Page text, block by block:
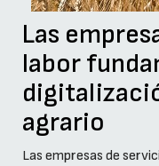
Las
labor
agrario
Las empresas de